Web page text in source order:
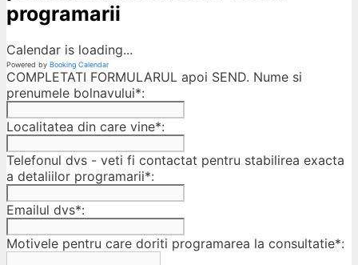
programarii
Calendar is loading...
Powered by Booking Calendar
COMPLETATI FORMULARUL apoi SEND. Nume si
prenumele bolnavului*:
Localitatea din care vine*:
Telefonul dvs - veti fi contactat pentru stabilirea exacta
a detaliilor programarii*:
Emailul dvs*:
Motivele pentru care doriti programarea la consultatie*: